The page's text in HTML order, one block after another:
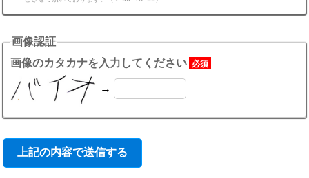
画像認証
画像のカタカナを入力してください 必須
→